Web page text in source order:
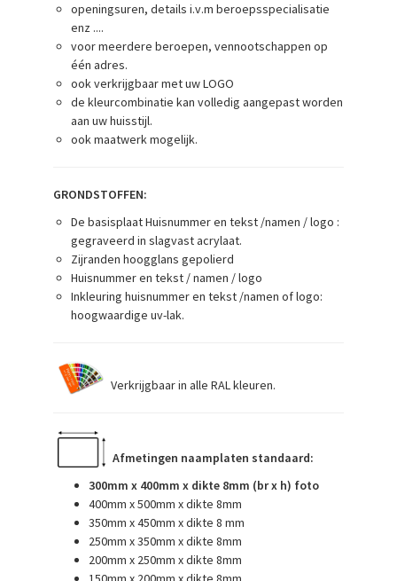
openingsuren, details i.v.m beroepsspecialisatie
enz ....
voor meerdere beroepen, vennootschappen op
één adres.
ook verkrijgbaar met uw LOGO
de kleurcombinatie kan volledig aangepast worden
aan uw huisstijl.
ook maatwerk mogelijk.
GRONDSTOFFEN:
De basisplaat Huisnummer en tekst /namen / logo :
gegraveerd in slagvast acrylaat.
Zijranden hoogglans gepolierd
Huisnummer en tekst / namen / logo
Inkleuring huisnummer en tekst /namen of logo:
hoogwaardige uv-lak.
Verkrijgbaar in alle RAL kleuren.
Afmetingen naamplaten standaard:
300mm x 400mm x dikte 8mm (br x h) foto
400mm x 500mm x dikte 8mm
350mm x 450mm x dikte 8 mm
250mm x 350mm x dikte 8mm
200mm x 250mm x dikte 8mm